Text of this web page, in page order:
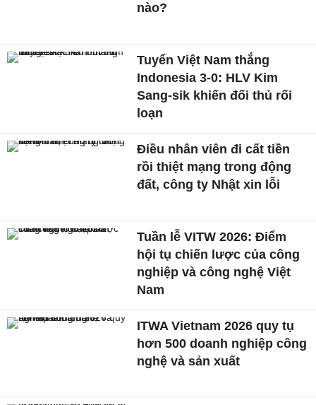
nào?
Tuyển Việt Nam thắng
Indonesia 3-0: HLV Kim
Sang-sik khiến đối thủ rối
loạn
Điều nhân viên đi cất tiền
rồi thiệt mạng trong động
đất, công ty Nhật xin lỗi
Tuần lễ VITW 2026: Điểm
hội tụ chiến lược của công
nghiệp và công nghệ Việt
Nam
ITWA Vietnam 2026 quy tụ
hơn 500 doanh nghiệp công
nghệ và sản xuất